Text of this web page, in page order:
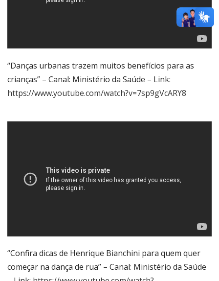
“Danças urbanas trazem muitos benefícios para as
crianças” – Canal: Ministério da Saúde – Link:
https://www.youtube.com/watch?v=7sp9gVcARY8
“Confira dicas de Henrique Bianchini para quem quer
começar na dança de rua” – Canal: Ministério da Saúde